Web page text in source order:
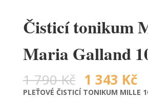
Čisticí tonikum
Maria Galland
1 790Kč 1 343 Kč
PLEŤOVÉ ČISTICÍ TONIKUM MILLE